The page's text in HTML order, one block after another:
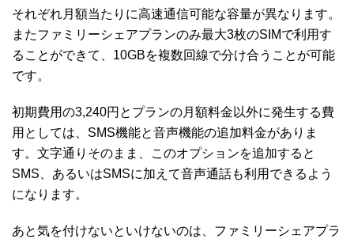
それぞれ月額当たりに高速通信可能な容量が異なります。
またファミリーシェアプランのみ最大3枚のSIMで利用す
ることができて、10GBを複数回線で分け合うことが可能
です。
初期費用の3,240円とプランの月額料金以外に発生する費
用としては、SMS機能と音声機能の追加料金がありま
す。文字通りそのまま、このオプションを追加すると
SMS、あるいはSMSに加えて音声通話も利用できるよう
になります。
あと気を付けないといけないのは、ファミリーシェアプラ